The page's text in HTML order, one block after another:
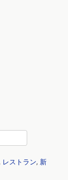
レストラン, 新